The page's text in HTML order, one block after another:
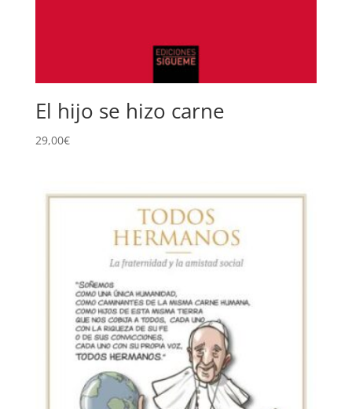
El hijo se hizo carne
29,00€